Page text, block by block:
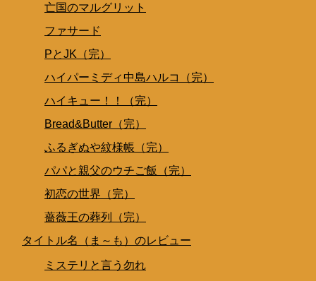
亡国のマルグリット
ファサード
PとJK（完）
ハイパーミディ中島ハルコ（完）
ハイキュー！！（完）
Bread&Butter（完）
ふるぎぬや紋様帳（完）
パパと親父のウチご飯（完）
初恋の世界（完）
薔薇王の葬列（完）
タイトル名（ま～も）のレビュー
ミステリと言う勿れ